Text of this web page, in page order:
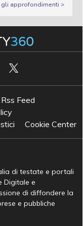
gli approfondimenti >
Rss Feed
Cookie Center
di testate e portali
Digitale e
di diffondere la
e pubbliche